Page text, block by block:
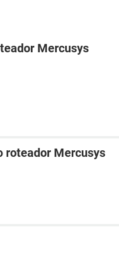
Mercusys
roteador Mercusys